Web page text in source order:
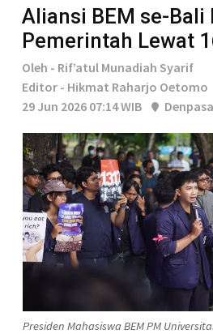
Aliansi BEM se-Bali
Pemerintah Lewat
Oleh - Rif’atul Munadiah Syarif
Editor - Hikmat Raharjo Oetomo
29 Jun 2026 07:14 WIB
Presiden Mahasiswa BEM PM